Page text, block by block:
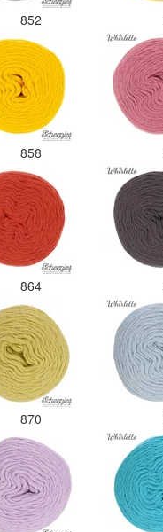
852
858
864
870